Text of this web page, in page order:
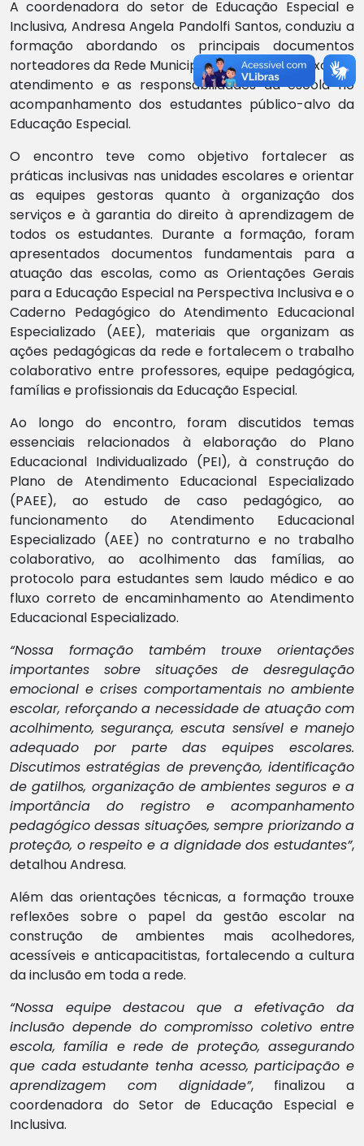
A coordenadora do setor de Educação Especial e
Inclusiva, Andresa Angela Pandolfi Santos, conduziu a
formação abordando os principais documentos
norteadores da Rede Municipal de Ensino, os fluxos de
atendimento e as responsabilidades da escola no
acompanhamento dos estudantes público-alvo da
Educação Especial.
O encontro teve como objetivo fortalecer as
práticas inclusivas nas unidades escolares e orientar
as equipes gestoras quanto à organização dos
serviços e à garantia do direito à aprendizagem de
todos os estudantes. Durante a formação, foram
apresentados documentos fundamentais para a
atuação das escolas, como as Orientações Gerais
para a Educação Especial na Perspectiva Inclusiva e o
Caderno Pedagógico do Atendimento Educacional
Especializado (AEE), materiais que organizam as
ações pedagógicas da rede e fortalecem o trabalho
colaborativo entre professores, equipe pedagógica,
famílias e profissionais da Educação Especial.
Ao longo do encontro, foram discutidos temas
essenciais relacionados à elaboração do Plano
Educacional Individualizado (PEI), à construção do
Plano de Atendimento Educacional Especializado
(PAEE), ao estudo de caso pedagógico, ao
funcionamento do Atendimento Educacional
Especializado (AEE) no contraturno e no trabalho
colaborativo, ao acolhimento das famílias, ao
protocolo para estudantes sem laudo médico e ao
fluxo correto de encaminhamento ao Atendimento
Educacional Especializado.
“Nossa formação também trouxe orientações
importantes sobre situações de desregulação
emocional e crises comportamentais no ambiente
escolar, reforçando a necessidade de atuação com
acolhimento, segurança, escuta sensível e manejo
adequado por parte das equipes escolares.
Discutimos estratégias de prevenção, identificação
de gatilhos, organização de ambientes seguros e a
importância do registro e acompanhamento
pedagógico dessas situações, sempre priorizando a
proteção, o respeito e a dignidade dos estudantes”,
detalhou Andresa.
Além das orientações técnicas, a formação trouxe
reflexões sobre o papel da gestão escolar na
construção de ambientes mais acolhedores,
acessíveis e anticapacitistas, fortalecendo a cultura
da inclusão em toda a rede.
“Nossa equipe destacou que a efetivação da
inclusão depende do compromisso coletivo entre
escola, família e rede de proteção, assegurando
que cada estudante tenha acesso, participação e
aprendizagem com dignidade”, finalizou a
coordenadora do Setor de Educação Especial e
Inclusiva.